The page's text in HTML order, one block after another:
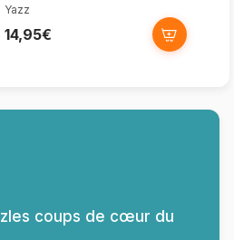
Yazz
14,95€
coups de cœur du